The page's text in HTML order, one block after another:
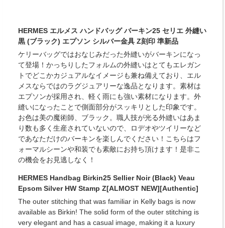
HERMES エルメス ハンドバッグ バーキン25 セリエ 外縫い
黒 (ブラック) エプソン シルバー金具 Z刻印 準新品
ケリーバッグではおなじみだった外縫いがバーキンになっ
て登場！かっちりしたフォルムの外縫いはとてもエレガン
トでどこかカジュアルなイメージも兼ね備えており、エル
メスならではのラグジュアリーな逸品となります。素材は
エプソンが採用され、軽く雨にも強い素材になります。外
縫いになったことで側面部分がスッキリとした印象です。
お色は美の魔術師、ブラック。職人技が光る外縫いはあま
り数も多く生産されていないので、ロデオやツイリーなど
であなただけのバーキンを楽しんでください！こちらはフ
ォーマルシーンや和装でも素敵にお持ち頂けます！是非こ
の機会をお見逃しなく！
HERMES Handbag Birkin25 Sellier Noir (Black) Veau
Epsom Silver HW Stamp Z[ALMOST NEW][Authentic]
The outer stitching that was familiar in Kelly bags is now
available as Birkin! The solid form of the outer stitching is
very elegant and has a casual image, making it a luxury